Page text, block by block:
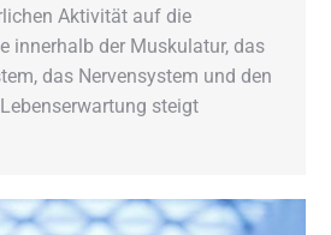
Aktivität auf die
innerhalb der Muskulatur, das
das Nervensystem und den
steigt